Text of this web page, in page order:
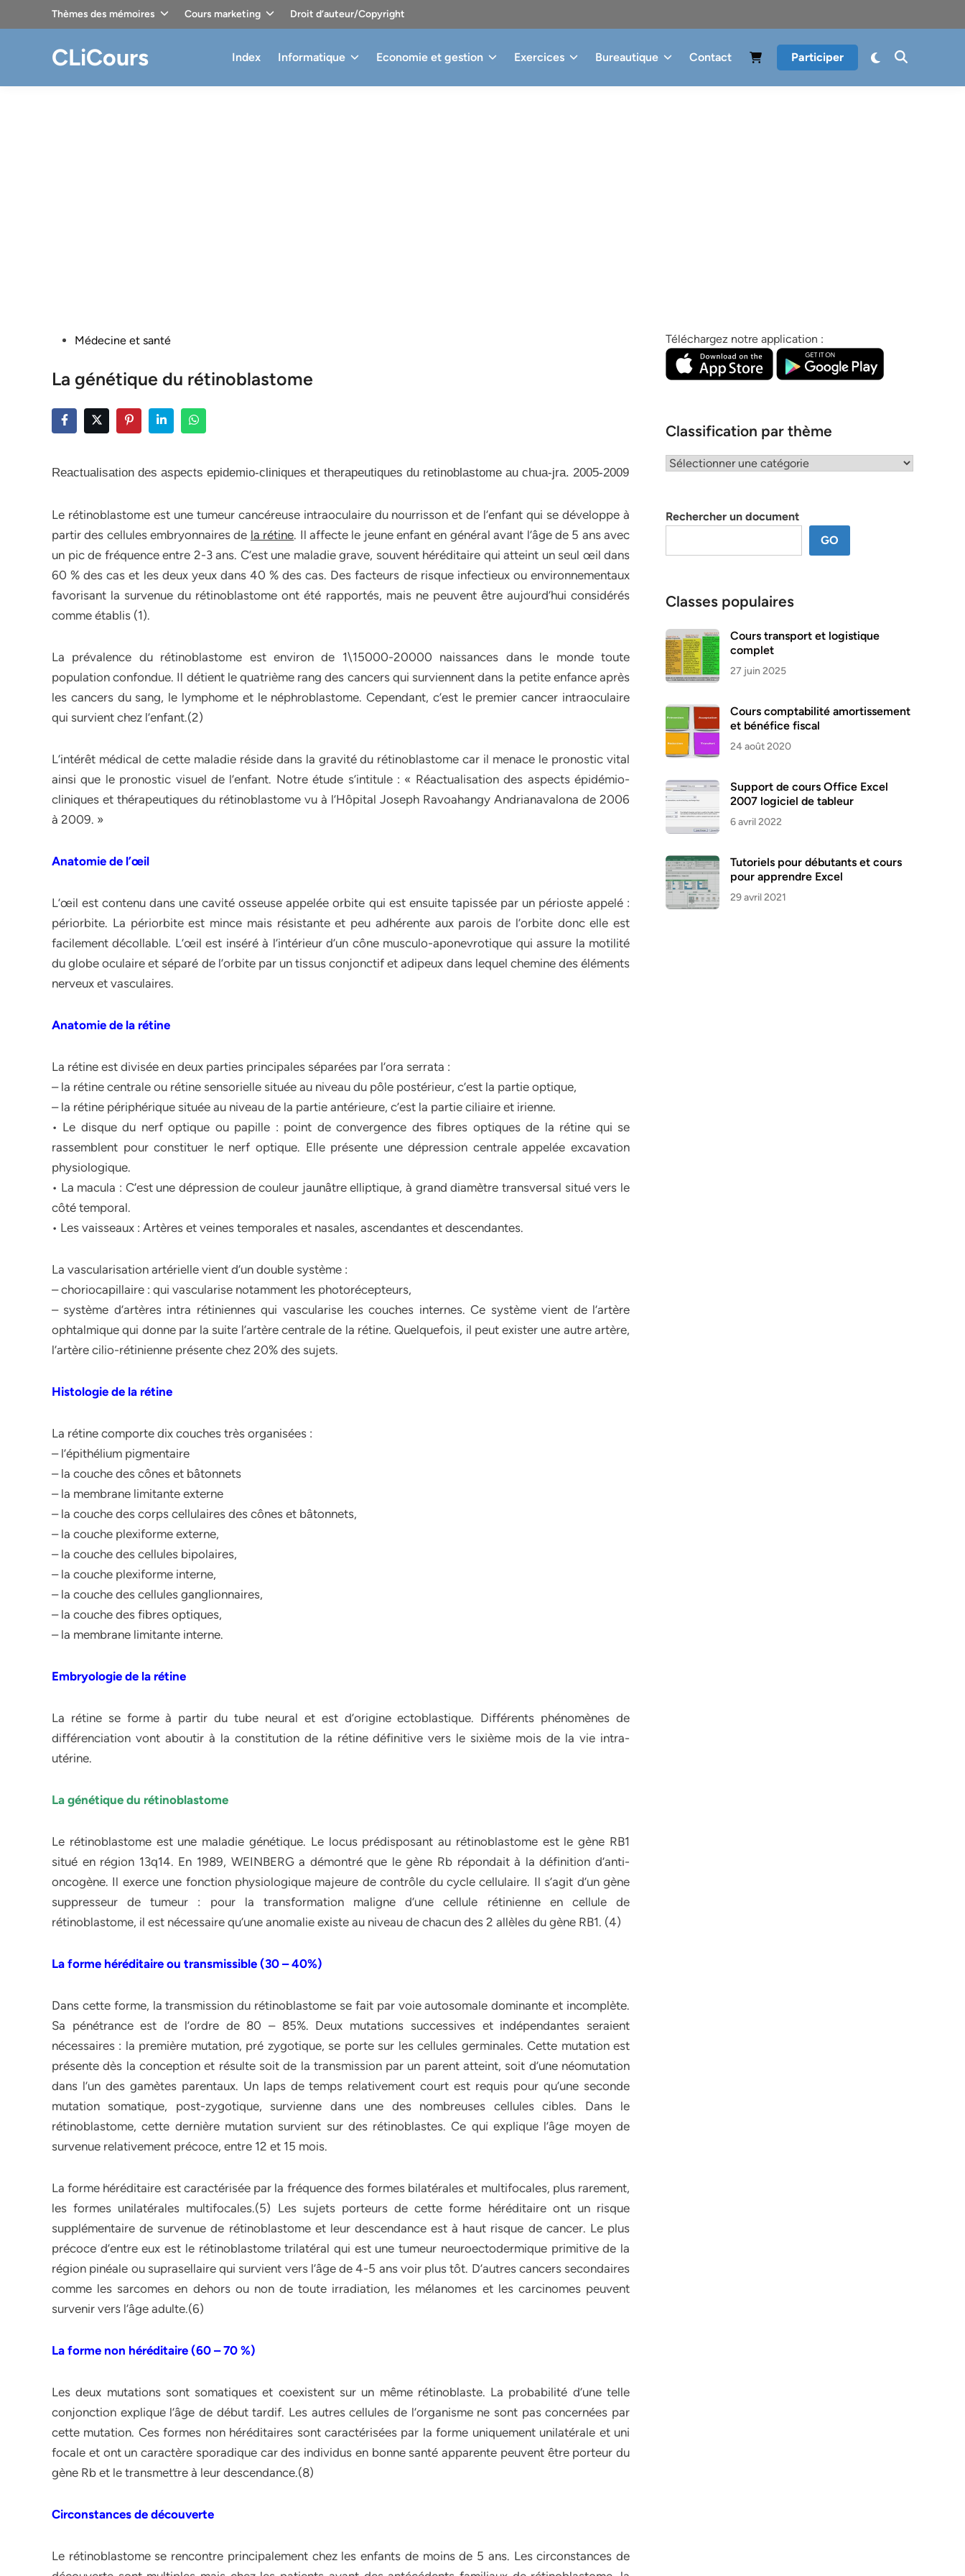
Thèmes des mémoires Cours marketing Droit d’auteur/Copyright
CLiCours Index Informatique Economie et gestion Exercices Bureautique Contact Participer
PostedMédecine et santé
La génétique du rétinoblastome
Reactualisation des aspects epidemio-cliniques et therapeutiques du retinoblastome au chua-jra. 2005-2009
Le rétinoblastome est une tumeur cancéreuse intraoculaire du nourrisson et de l’enfant qui se développe à
partir des cellules embryonnaires de la rétine. Il affecte le jeune enfant en général avant l’âge de 5 ans avec
un pic de fréquence entre 2-3 ans. C’est une maladie grave, souvent héréditaire qui atteint un seul œil dans
60 % des cas et les deux yeux dans 40 % des cas. Des facteurs de risque infectieux ou environnementaux
favorisant la survenue du rétinoblastome ont été rapportés, mais ne peuvent être aujourd’hui considérés
comme établis (1).
La prévalence du rétinoblastome est environ de 1\15000-20000 naissances dans le monde toute
population confondue. Il détient le quatrième rang des cancers qui surviennent dans la petite enfance après
les cancers du sang, le lymphome et le néphroblastome. Cependant, c’est le premier cancer intraoculaire
qui survient chez l’enfant.(2)
L’intérêt médical de cette maladie réside dans la gravité du rétinoblastome car il menace le pronostic vital
ainsi que le pronostic visuel de l’enfant. Notre étude s’intitule : « Réactualisation des aspects épidémio-
cliniques et thérapeutiques du rétinoblastome vu à l’Hôpital Joseph Ravoahangy Andrianavalona de 2006
à 2009. »
Anatomie de l’œil
L’œil est contenu dans une cavité osseuse appelée orbite qui est ensuite tapissée par un périoste appelé :
périorbite. La périorbite est mince mais résistante et peu adhérente aux parois de l’orbite donc elle est
facilement décollable. L’œil est inséré à l’intérieur d’un cône musculo-aponevrotique qui assure la motilité
du globe oculaire et séparé de l’orbite par un tissus conjonctif et adipeux dans lequel chemine des éléments
nerveux et vasculaires.
Anatomie de la rétine
La rétine est divisée en deux parties principales séparées par l’ora serrata :
– la rétine centrale ou rétine sensorielle située au niveau du pôle postérieur, c’est la partie optique,
– la rétine périphérique située au niveau de la partie antérieure, c’est la partie ciliaire et irienne.
• Le disque du nerf optique ou papille : point de convergence des fibres optiques de la rétine qui se
rassemblent pour constituer le nerf optique. Elle présente une dépression centrale appelée excavation
physiologique.
• La macula : C’est une dépression de couleur jaunâtre elliptique, à grand diamètre transversal situé vers le
côté temporal.
• Les vaisseaux : Artères et veines temporales et nasales, ascendantes et descendantes.
La vascularisation artérielle vient d’un double système :
– choriocapillaire : qui vascularise notamment les photorécepteurs,
– système d’artères intra rétiniennes qui vascularise les couches internes. Ce système vient de l’artère
ophtalmique qui donne par la suite l’artère centrale de la rétine. Quelquefois, il peut exister une autre artère,
l’artère cilio-rétinienne présente chez 20% des sujets.
Histologie de la rétine
La rétine comporte dix couches très organisées :
– l’épithélium pigmentaire
– la couche des cônes et bâtonnets
– la membrane limitante externe
– la couche des corps cellulaires des cônes et bâtonnets,
– la couche plexiforme externe,
– la couche des cellules bipolaires,
– la couche plexiforme interne,
– la couche des cellules ganglionnaires,
– la couche des fibres optiques,
– la membrane limitante interne.
Embryologie de la rétine
La rétine se forme à partir du tube neural et est d’origine ectoblastique. Différents phénomènes de
différenciation vont aboutir à la constitution de la rétine définitive vers le sixième mois de la vie intra-
utérine.
La génétique du rétinoblastome
Le rétinoblastome est une maladie génétique. Le locus prédisposant au rétinoblastome est le gène RB1
situé en région 13q14. En 1989, WEINBERG a démontré que le gène Rb répondait à la définition d’anti-
oncogène. Il exerce une fonction physiologique majeure de contrôle du cycle cellulaire. Il s’agit d’un gène
suppresseur de tumeur : pour la transformation maligne d’une cellule rétinienne en cellule de
rétinoblastome, il est nécessaire qu’une anomalie existe au niveau de chacun des 2 allèles du gène RB1. (4)
La forme héréditaire ou transmissible (30 – 40%)
Dans cette forme, la transmission du rétinoblastome se fait par voie autosomale dominante et incomplète.
Sa pénétrance est de l’ordre de 80 – 85%. Deux mutations successives et indépendantes seraient
nécessaires : la première mutation, pré zygotique, se porte sur les cellules germinales. Cette mutation est
présente dès la conception et résulte soit de la transmission par un parent atteint, soit d’une néomutation
dans l’un des gamètes parentaux. Un laps de temps relativement court est requis pour qu’une seconde
mutation somatique, post-zygotique, survienne dans une des nombreuses cellules cibles. Dans le
rétinoblastome, cette dernière mutation survient sur des rétinoblastes. Ce qui explique l’âge moyen de
survenue relativement précoce, entre 12 et 15 mois.
La forme héréditaire est caractérisée par la fréquence des formes bilatérales et multifocales, plus rarement,
les formes unilatérales multifocales.(5) Les sujets porteurs de cette forme héréditaire ont un risque
supplémentaire de survenue de rétinoblastome et leur descendance est à haut risque de cancer. Le plus
précoce d’entre eux est le rétinoblastome trilatéral qui est une tumeur neuroectodermique primitive de la
région pinéale ou suprasellaire qui survient vers l’âge de 4-5 ans voir plus tôt. D’autres cancers secondaires
comme les sarcomes en dehors ou non de toute irradiation, les mélanomes et les carcinomes peuvent
survenir vers l’âge adulte.(6)
La forme non héréditaire (60 – 70 %)
Les deux mutations sont somatiques et coexistent sur un même rétinoblaste. La probabilité d’une telle
conjonction explique l’âge de début tardif. Les autres cellules de l’organisme ne sont pas concernées par
cette mutation. Ces formes non héréditaires sont caractérisées par la forme uniquement unilatérale et uni
focale et ont un caractère sporadique car des individus en bonne santé apparente peuvent être porteur du
gène Rb et le transmettre à leur descendance.(8)
Circonstances de découverte
Le rétinoblastome se rencontre principalement chez les enfants de moins de 5 ans. Les circonstances de
Téléchargez notre application :
Classification par thème
Classification
Rechercher un document
GO
Classes populaires
Cours transport et logistique
complet
27 juin 2025
Cours comptabilité amortissement
et bénéfice fiscal
24 août 2020
Support de cours Office Excel
2007 logiciel de tableur
6 avril 2022
Tutoriels pour débutants et cours
pour apprendre Excel
29 avril 2021